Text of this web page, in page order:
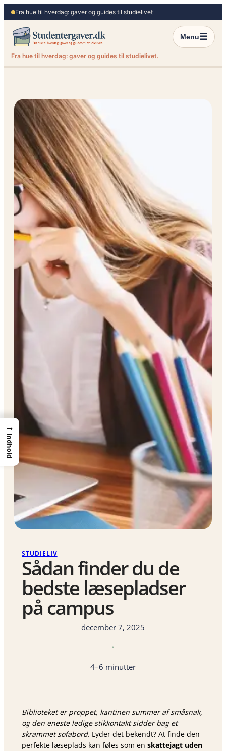
Spring
til
indhold
Fra hue til hverdag: gaver og guides til studielivet
Menu☰
Fra hue til hverdag: gaver og guides til studielivet.
STUDIELIV
Sådan finder du de
bedste læsepladser
på campus
december 7, 2025
•
4–6 minutter
Biblioteket er proppet, kantinen summer af småsnak,
og den eneste ledige stikkontakt sidder bag et
skrammet sofa­bord. Lyder det bekendt? At finde den
perfekte læseplads kan føles som en skattejagt uden
→
Indhold